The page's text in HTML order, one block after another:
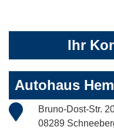
Ihr
Autohaus
Bruno-Dost-Str.
08289